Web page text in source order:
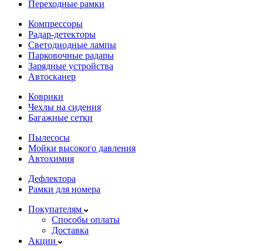
Переходные рамки
Компрессоры
Радар-детекторы
Светодиодные лампы
Парковочные радары
Зарядные устройства
Автосканер
Коврики
Чехлы на сидения
Багажные сетки
Пылесосы
Мойки высокого давления
Автохимия
Дефлектора
Рамки для номера
Покупателям
Способы оплаты
Доставка
Акции